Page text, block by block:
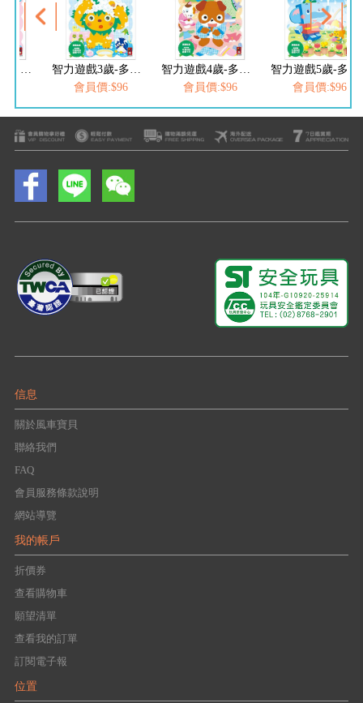
智力遊戲2歲-多湖輝的NEW頭腦開發
智力遊戲3歲-多湖輝的NEW頭腦開發
會員價:$96
智力遊戲4歲-多湖輝的NEW頭腦開發
會員價:$96
會員價:$96
信息
關於風車寶貝
聯絡我們
FAQ
會員服務條款說明
網站導覽
我的帳戶
折價券
查看購物車
願望清單
查看我的訂單
訂閱電子報
位置